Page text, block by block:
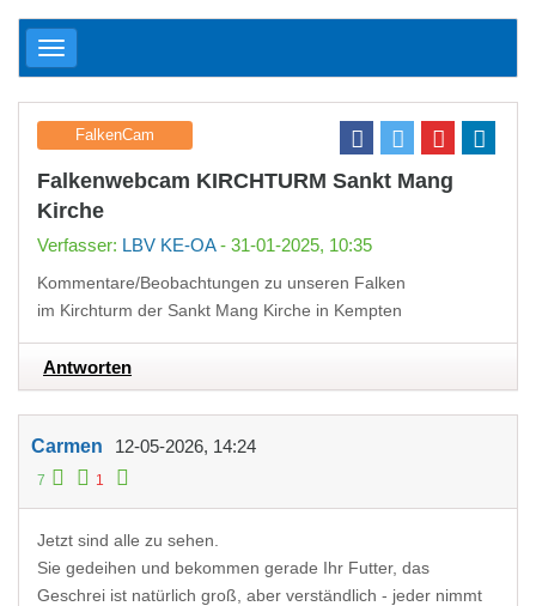
FalkenCam
Falkenwebcam KIRCHTURM Sankt Mang
Kirche
Verfasser: LBV KE-OA- 31-01-2025, 10:35
Kommentare/Beobachtungen zu unseren Falken
im Kirchturm der Sankt Mang Kirche in Kempten
Antworten
Carmen 12-05-2026, 14:24
7 1
Jetzt sind alle zu sehen.
Sie gedeihen und bekommen gerade Ihr Futter, das
Geschrei ist natürlich groß, aber verständlich - jeder nimmt